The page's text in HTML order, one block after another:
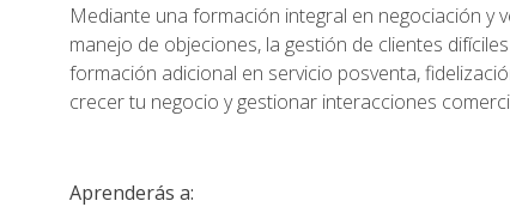
Mediante una formación integral en negociación y
manejo de objeciones, la gestión de clientes
formación adicional en servicio posventa,
crecer tu negocio y gestionar interacciones
Aprenderás a: